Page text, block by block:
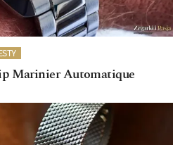
Marinier Automatique